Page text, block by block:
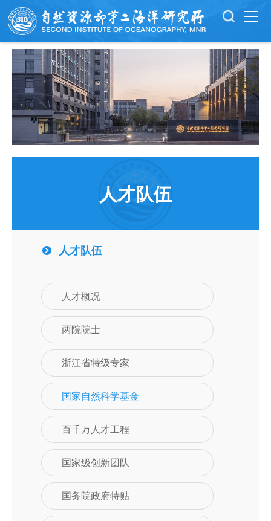
人才队伍
人才队伍
人才概况
两院院士
浙江省特级专家
国家自然科学基金
百千万人才工程
国家级创新团队
国务院政府特贴